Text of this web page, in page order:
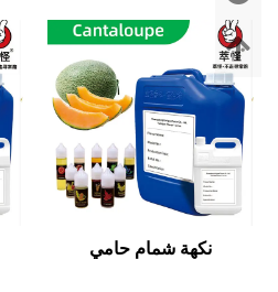
نكهة شمام حامي